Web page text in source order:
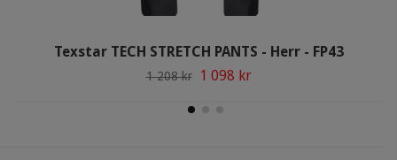
Texstar TECH STRETCH PANTS - Herr - FP43
1 208 kr 1 098 kr